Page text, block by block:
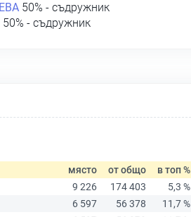
50% - съдружник
50% - съдружник
място от общо в топ %
9 226
174 403 5,3 %
6 597
56 378 11,7 %